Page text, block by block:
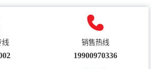
线 销售热线
19900970336